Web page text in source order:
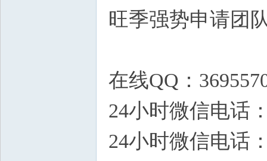
旺季强势申请团
在线QQ：
24小时微信电话
24小时微信电话